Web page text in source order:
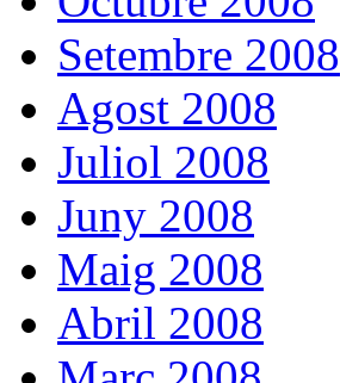
Setembre 2008
Agost 2008
Juliol 2008
Juny 2008
Maig 2008
Abril 2008